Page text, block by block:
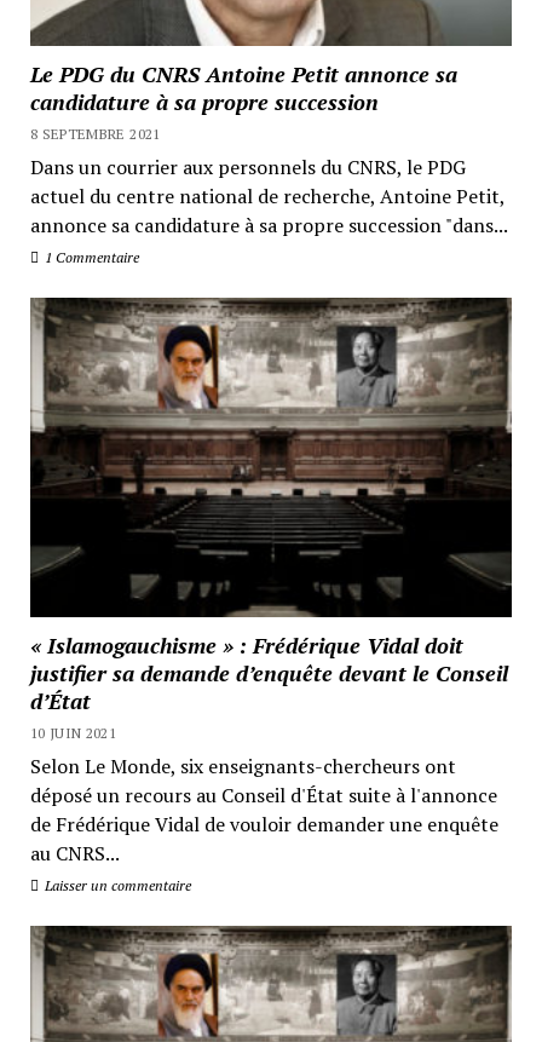
Le PDG du CNRS Antoine Petit annonce sa
candidature à sa propre succession
8 SEPTEMBRE 2021
Dans un courrier aux personnels du CNRS, le PDG
actuel du centre national de recherche, Antoine Petit,
annonce sa candidature à sa propre succession "dans...
1 Commentaire
« Islamogauchisme » : Frédérique Vidal doit
justifier sa demande d’enquête devant le Conseil
d’État
10 JUIN 2021
Selon Le Monde, six enseignants-chercheurs ont
déposé un recours au Conseil d'État suite à l'annonce
de Frédérique Vidal de vouloir demander une enquête
au CNRS...
Laisser un commentaire